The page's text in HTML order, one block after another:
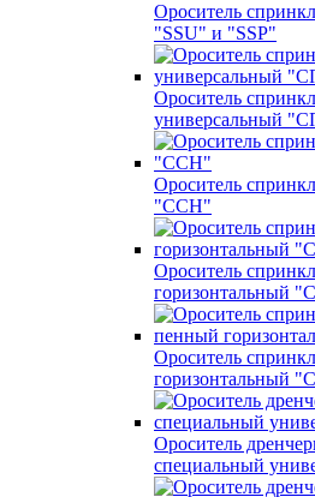
Ороситель
"SSU" и "SSP"
Ороситель
универсальный
Ороситель
"ССН"
Ороситель
горизонтальный
Ороситель
горизонтальный
Ороситель
специальный